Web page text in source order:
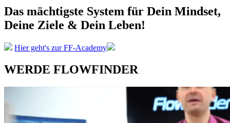
Das mächtigste System für Dein Mindset,
Deine Ziele & Dein Leben!
Hier geht's zur FF-Academy
WERDE FLOWFINDER